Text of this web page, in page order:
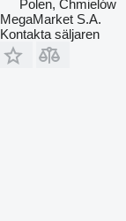
Polen, Chmielów
MegaMarket S.A.
Kontakta säljaren